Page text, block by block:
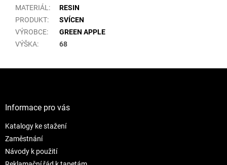
MATERIÁL :
RESIN
PRODUKT:
SVÍCEN
VÝROBCE:
GREEN APPLE
VÝŠKA: 68
Informace pro vás
Katalogy ke stažení
Zaměstnání
Návody k použití